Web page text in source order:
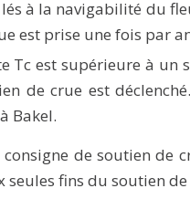
à la navigabilité du
est prise une fois par
Tc est supérieure à
de crue est
Bakel.
consigne de soutien
seules fins du soutien